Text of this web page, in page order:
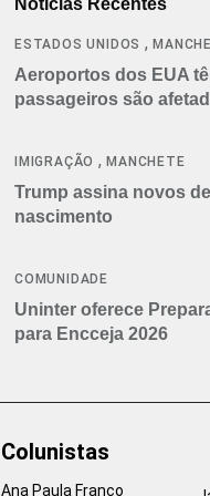
ESTADOS UNIDOS ,
Aeroportos dos EUA
passageiros são
IMIGRAÇÃO ,MANCHETE
Trump assina novos
nascimento
COMUNIDADE
Uninter oferece
para Encceja 2026
Colunistas
Ana Paula Franco